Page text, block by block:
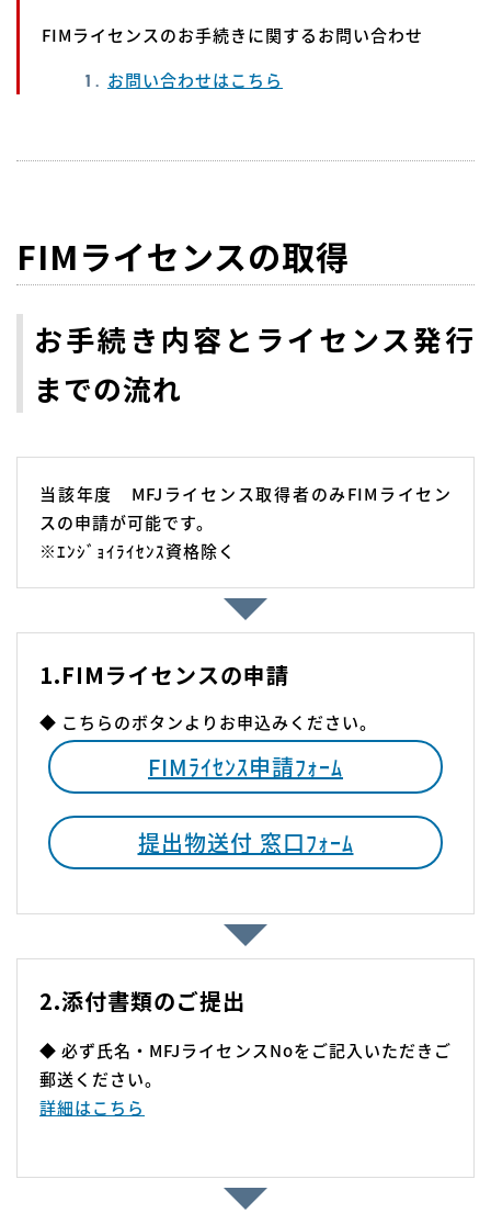
FIMライセンスのお手続きに関するお問い合わせ
お問い合わせはこちら
FIMライセンスの取得
お手続き内容とライセンス発行
までの流れ
当該年度 MFJライセンス取得者のみFIMライセン
スの申請が可能です。
※ｴﾝｼﾞｮｲﾗｲｾﾝｽ資格除く
1.FIMライセンスの申請
◆ こちらのボタンよりお申込みください。
FIMﾗｲｾﾝｽ申請ﾌｫｰﾑ
提出物送付 窓口ﾌｫｰﾑ
2.添付書類のご提出
◆ 必ず氏名・MFJライセンスNoをご記入いただきご
郵送ください。
詳細はこちら